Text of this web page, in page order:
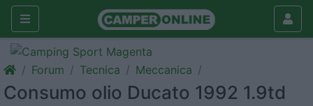
Forum Tecnica Meccanica
Consumo olio Ducato 1992 1.9td